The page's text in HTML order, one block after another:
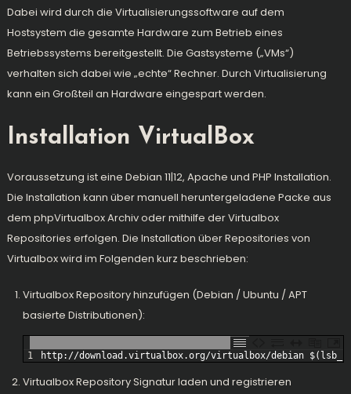
Dabei wird durch die Virtualisierungssoftware auf dem
Hostsystem die gesamte Hardware zum Betrieb eines
Betriebssystems bereitgestellt. Die Gastsysteme („VMs“)
verhalten sich dabei wie „echte“ Rechner. Durch Virtualisierung
kann ein Großteil an Hardware eingespart werden.
Installation VirtualBox
Voraussetzung ist eine Debian 11|12, Apache und PHP Installation.
Die Installation kann über manuell heruntergeladene Packe aus
dem phpVirtualbox Archivoder mithilfe der Virtualbox
Repositories erfolgen. Die Installation über Repositories von
Virtualbox wird im Folgenden kurz beschrieben:
Virtualbox Repository hinzufügen (Debian / Ubuntu / APT
basierte Distributionen):
1 http: //download.virtualbox.org/virtualbox/debian
Virtualbox Repository Signatur laden und registrieren